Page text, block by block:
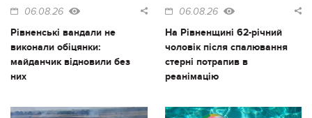
06.08.26
Рівненські вандали не
виконали обіцянки:
майданчик відновили без
них
06.08.26
На Рівненщині 62-річний
чоловік після спалювання
стерні потрапив в
реанімацію